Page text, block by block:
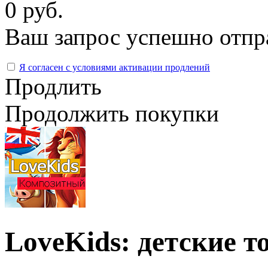
0 руб.
Ваш запрос успешно
Я согласен с условиями активации продлений
Продлить
Продолжить покупки
LoveKids: детские